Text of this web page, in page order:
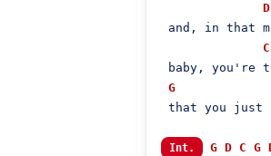
D
and, in that
C
baby, you're
G
that you just
Int. G D C G